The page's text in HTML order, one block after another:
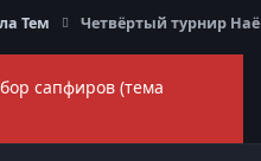
Тем Четвёртый турнир
сапфиров (тема